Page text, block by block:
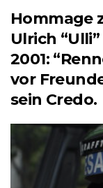
Hommage
Ulrich
2001:
vor
sein Credo.